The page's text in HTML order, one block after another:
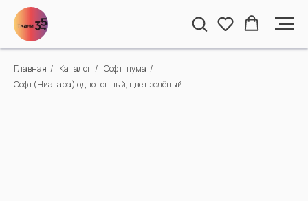
Главная / Каталог / Софт, пума /
Софт(Ниагара) однотонный, цвет зелёный